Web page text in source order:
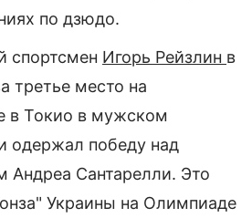
по дзюдо.
спортсмен Игорь Рейзлин в
третье место на
в Токио в мужском
одержал победу над
Андреа Сантарелли. Это
Украины на Олимпиаде